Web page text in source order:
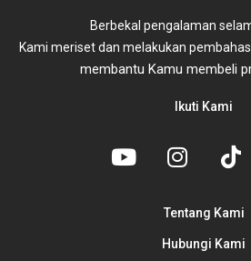
Berbekal pengalaman
Kami meriset dan melakukan
membantu Kamu membeli
Ikuti Kami
Tentang Kami
Hubungi Kami